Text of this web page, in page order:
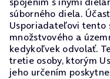
súborného diela.
Usporiadateľovi tento
množstvového a
kedykoľvek odvolať.
tretie osoby, ktorým
jeho určením